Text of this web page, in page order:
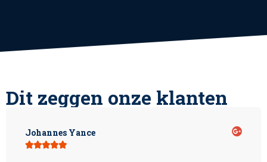
Dit zeggen onze klanten
Johannes Yance
